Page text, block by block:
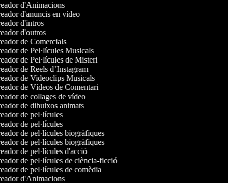
d'Animacions
d'anuncis en vídeo
d'intros
d'outros
de Comercials
de Pel·lícules Musicals
de Pel·lícules de Misteri
de Reels d’Instagram
de Videoclips Musicals
de Vídeos de Comentari
de collages de vídeo
de dibuixos animats
de pel·lícules
de pel·lícules
de pel·lícules biogràfiques
de pel·lícules biogràfiques
de pel·lícules d'acció
de pel·lícules de ciència-ficció
de pel·lícules de comèdia
d'Animacions